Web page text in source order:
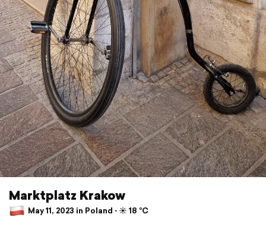
Marktplatz Krakow
May 11, 2023 in Poland ⋅ ☀️ 18 °C